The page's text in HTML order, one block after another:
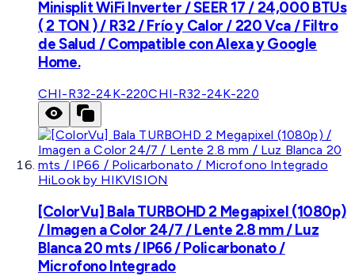
Minisplit WiFi Inverter / SEER 17 / 24,000 BTUs
( 2 TON ) / R32 / Frío y Calor / 220 Vca / Filtro
de Salud / Compatible con Alexa y Google
Home.
CHI-R32-24K-220CHI-R32-24K-220
HiLook by HIKVISION
[ColorVu] Bala TURBOHD 2 Megapixel (1080p)
/ Imagen a Color 24/7 / Lente 2.8 mm / Luz
Blanca 20 mts / IP66 / Policarbonato /
Microfono Integrado